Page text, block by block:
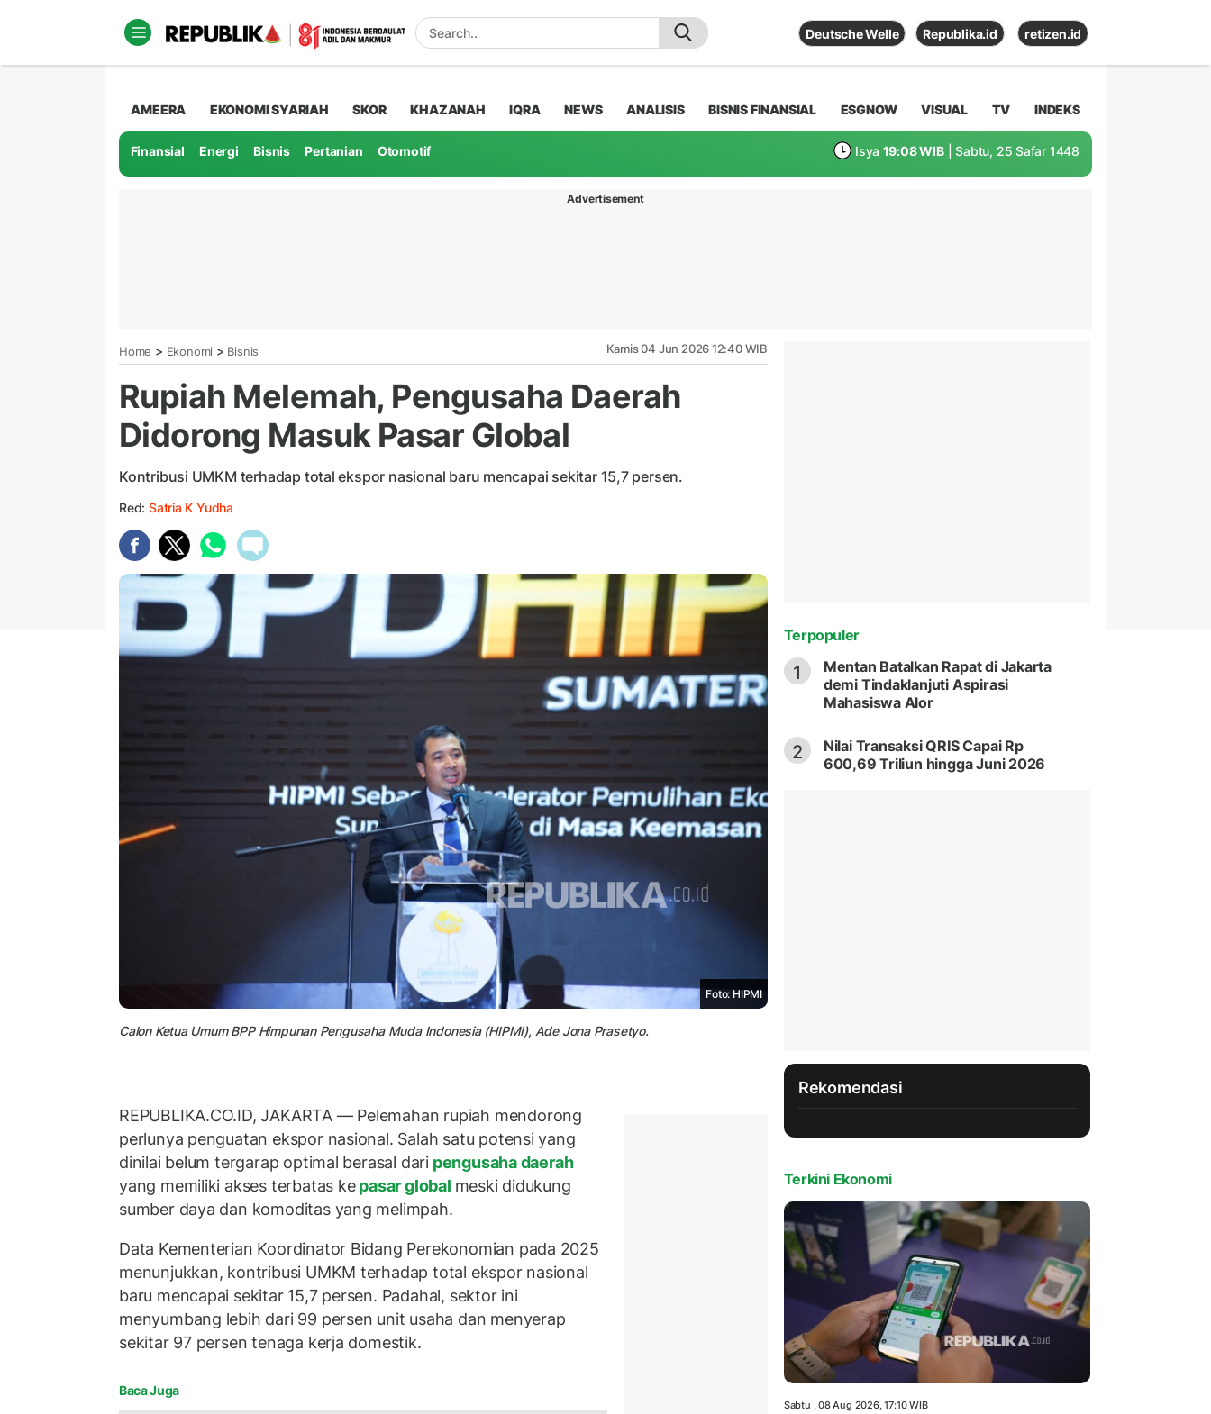
Deutsche Welle Republika.id retizen.id
AMEERA EKONOMI SYARIAH SKOR KHAZANAH IQRA NEWS ANALISIS BISNIS FINANSIAL ESGNOW VISUAL TV INDEKS
Finansial Energi Bisnis Pertanian Otomotif Isya 19:08 WIB | Sabtu, 25 Safar 1448
Advertisement
Home > Ekonomi > Bisnis Kamis 04 Jun 2026 12:40 WIB
Rupiah Melemah, Pengusaha Daerah
Didorong Masuk Pasar Global
Kontribusi UMKM terhadap total ekspor nasional baru mencapai sekitar 15,7 persen.
Red: Satria K Yudha
Foto: HIPMI
Calon Ketua Umum BPP Himpunan Pengusaha Muda Indonesia (HIPMI), Ade Jona Prasetyo.
REPUBLIKA.CO.ID, JAKARTA — Pelemahan rupiah mendorong
perlunya penguatan ekspor nasional. Salah satu potensi yang
dinilai belum tergarap optimal berasal daripengusaha daerah
yang memiliki akses terbatas kepasar global meski didukung
sumber daya dan komoditas yang melimpah.
Data Kementerian Koordinator Bidang Perekonomian pada 2025
menunjukkan, kontribusi UMKM terhadap total ekspor nasional
baru mencapai sekitar 15,7 persen. Padahal, sektor ini
menyumbang lebih dari 99 persen unit usaha dan menyerap
sekitar 97 persen tenaga kerja domestik.
Baca Juga
Terpopuler
1
Mentan Batalkan Rapat di Jakarta
demi Tindaklanjuti Aspirasi
Mahasiswa Alor
2
Nilai Transaksi QRIS Capai Rp
600,69 Triliun hingga Juni 2026
Rekomendasi
Terkini Ekonomi
Sabtu , 08 Aug 2026, 17:10 WIB